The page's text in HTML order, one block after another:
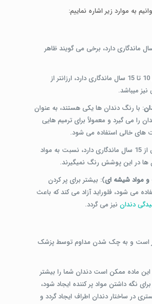
به موارد زیر اشاره نماییم:
10 تا 15 سال ماندگاری دارد، برخی می گویند ظاهر
): حداقل 10 تا 15 سال ماندگاری دارد، ارزانتر از
نیز میباشد.
: با رنگ دندان ها یکی هستند، به عنوان
را می گیرد و معمولاً برای ترمیم هایی
های خالی استفاده می شود.
: بیش از 15 سال ماندگاری دارد، نسبت به مواد
ها در این پوشش رنگ نمیگیرند.
و مواد شیشه ای): بیشتر برای پر کردن
می شود، فلوراید آزاد می کند که باعث
دنداننیز می گردد.
است و به چک شدن مداوم توسط پزشک
این ماده ممکن است دندان شما را بیشتر
نگه داشتن مواد پر کننده ایجاد شود،
در ساختار دندان اطراف ایجاد گردد و